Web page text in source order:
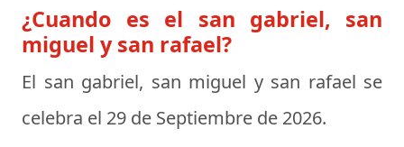
¿Cuando es el san gabriel, san
miguel y san rafael?
El san gabriel, san miguel y san rafael se
celebra el 29 de Septiembre de 2026.